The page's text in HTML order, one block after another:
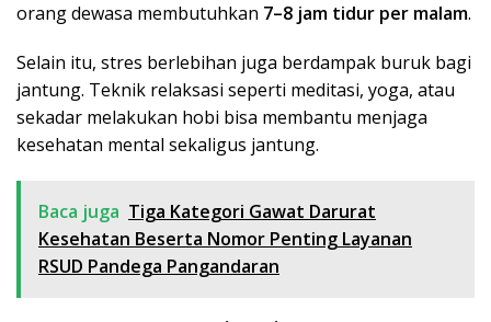
orang dewasa membutuhkan 7–8 jam tidur per malam.
Selain itu, stres berlebihan juga berdampak buruk bagi
jantung. Teknik relaksasi seperti meditasi, yoga, atau
sekadar melakukan hobi bisa membantu menjaga
kesehatan mental sekaligus jantung.
Baca juga Tiga Kategori Gawat Darurat
Kesehatan Beserta Nomor Penting Layanan
RSUD Pandega Pangandaran